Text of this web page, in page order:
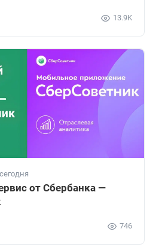
13.9K
от Сбербанка —
746